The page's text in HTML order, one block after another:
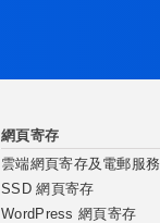
網頁寄存
雲端網頁寄存及電郵服務
SSD 網頁寄存
WordPress 網頁寄存